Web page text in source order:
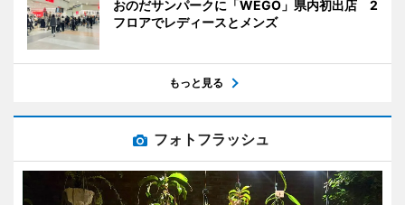
おのだサンパークに「WEGO」県内初出店 2
フロアでレディースとメンズ
もっと見る
フォトフラッシュ